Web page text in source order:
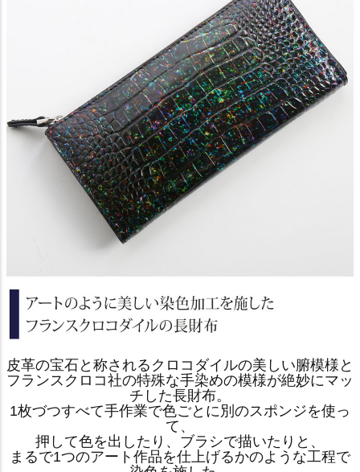
皮革の宝石と称されるクロコダイルの美しい腑模様と
フランスクロコ社の特殊な手染めの模様が絶妙にマッ
チした長財布。
1枚づつすべて手作業で色ごとに別のスポンジを使っ
て、
押して色を出したり、ブラシで描いたりと、
まるで1つのアート作品を仕上げるかのような工程で